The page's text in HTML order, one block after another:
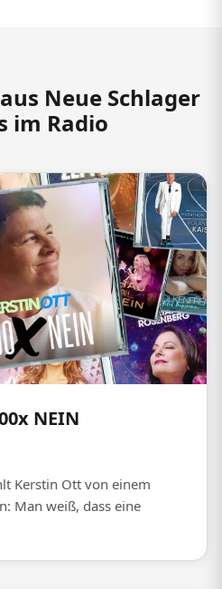
Neue Schlager
im Radio
NEIN
Kerstin Ott von einem
Man weiß, dass eine